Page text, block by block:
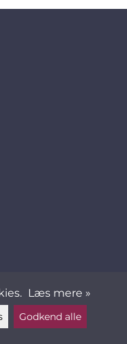
Læg en besked ▲
Læs mere »
Godkend alle